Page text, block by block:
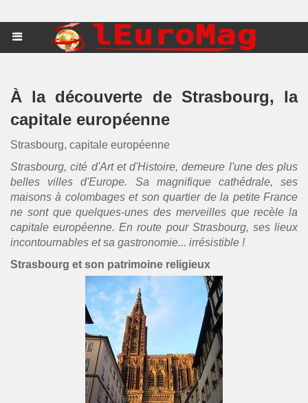
À la découverte de Strasbourg, la
capitale européenne
Strasbourg, capitale européenne
Strasbourg, cité d'Art et d'Histoire, demeure l'une des plus
belles villes d'Europe. Sa magnifique cathédrale, ses
maisons à colombages et son quartier de la petite France
ne sont que quelques-unes des merveilles que recèle la
capitale européenne. En route pour Strasbourg, ses lieux
incontournables et sa gastronomie... irrésistible !
Strasbourg et son patrimoine religieux